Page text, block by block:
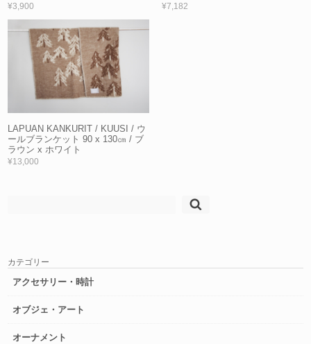
¥3,900 ¥7,182
LAPUAN KANKURIT / KUUSI / ウ
ールブランケット 90 x 130㎝ / ブ
ラウン x ホワイト
¥13,000
カテゴリー
アクセサリー・時計
オブジェ・アート
オーナメント